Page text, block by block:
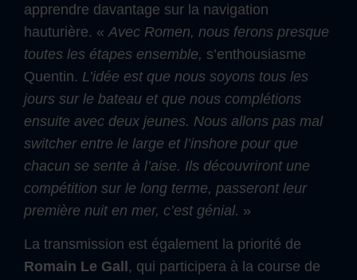
apprendre davantage sur la navigation
hauturière. « Avec Romen, nous ferons presque
toutes les étapes ensemble, s’enthousiasme
Quentin. L’idée est que nous soyons tous les
jours sur le bateau et que nous complétions
ensuite avec deux jeunes. Nous allons pas mal
switcher entre le large et l’inshore pour que
chacun se sente à l’aise. Ils découvriront une
compétition sur le long terme, passeront leur
première nuit en mer, c’est génial. »
La transmission est également la priorité de
Romain Le Gall , qui participera à la course de